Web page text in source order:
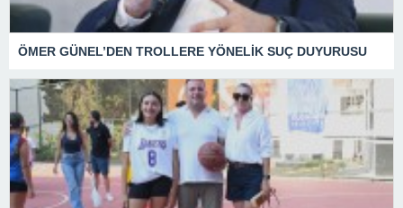
ÖMER GÜNEL’DEN TROLLERE YÖNELİK SUÇ DUYURUSU